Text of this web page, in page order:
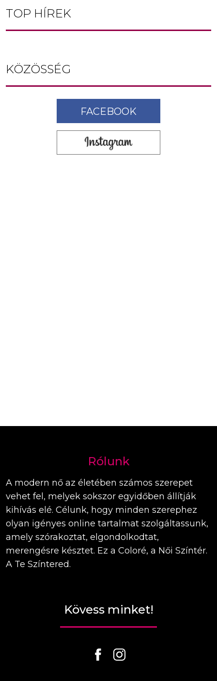
TOP HÍREK
KÖZÖSSÉG
FACEBOOK
Rólunk
A modern nő az életében számos szerepet
vehet fel, melyek sokszor egyidőben állítják
kihívás elé. Célunk, hogy minden szerephez
olyan igényes online tartalmat szolgáltassunk,
amely szórakoztat, elgondolkodtat,
merengésre késztet. Ez a Coloré, a Női Színtér.
A Te Színtered.
Kövess minket!